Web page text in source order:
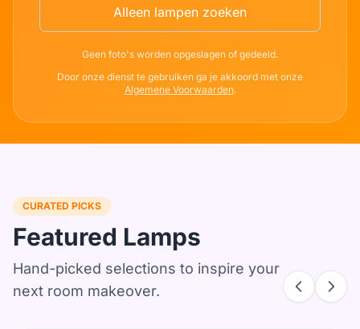
Alleen lampen zoeken
Geen foto's worden opgeslagen of gedeeld.
Door onze dienst te gebruiken ga je akkoord met onze
Algemene Voorwaarden.
CURATED PICKS
Featured Lamps
Hand-picked selections to inspire your
next room makeover.